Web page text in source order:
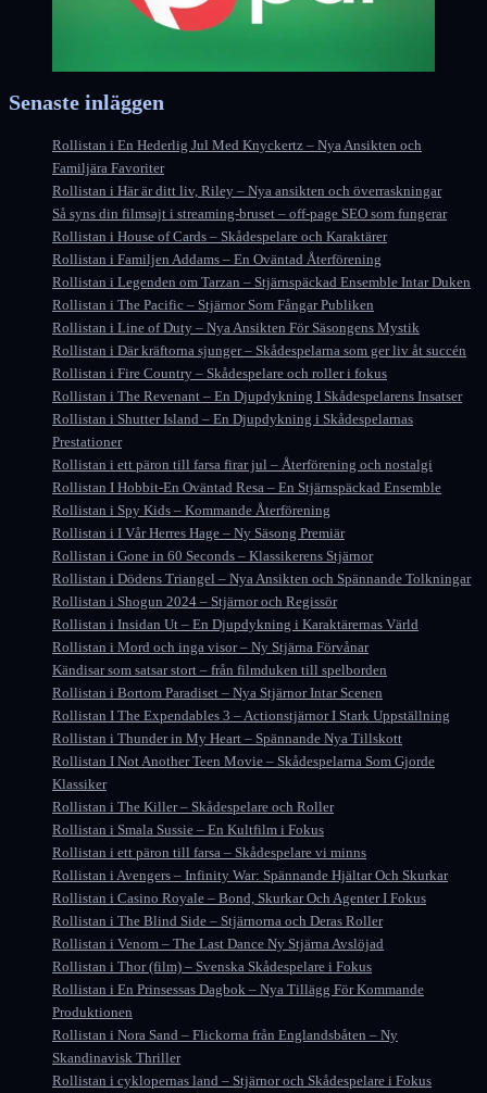
Senaste inläggen
Rollistan i En Hederlig Jul Med Knyckertz – Nya Ansikten och
Familjära Favoriter
Rollistan i Här är ditt liv, Riley – Nya ansikten och överraskningar
Så syns din filmsajt i streaming-bruset – off-page SEO som fungerar
Rollistan i House of Cards – Skådespelare och Karaktärer
Rollistan i Familjen Addams – En Oväntad Återförening
Rollistan i Legenden om Tarzan – Stjärnspäckad Ensemble Intar Duken
Rollistan i The Pacific – Stjärnor Som Fångar Publiken
Rollistan i Line of Duty – Nya Ansikten För Säsongens Mystik
Rollistan i Där kräftorna sjunger – Skådespelarna som ger liv åt succén
Rollistan i Fire Country – Skådespelare och roller i fokus
Rollistan i The Revenant – En Djupdykning I Skådespelarens Insatser
Rollistan i Shutter Island – En Djupdykning i Skådespelarnas
Prestationer
Rollistan i ett päron till farsa firar jul – Återförening och nostalgi
Rollistan I Hobbit-En Oväntad Resa – En Stjärnspäckad Ensemble
Rollistan i Spy Kids – Kommande Återförening
Rollistan i I Vår Herres Hage – Ny Säsong Premiär
Rollistan i Gone in 60 Seconds – Klassikerens Stjärnor
Rollistan i Dödens Triangel – Nya Ansikten och Spännande Tolkningar
Rollistan i Shogun 2024 – Stjärnor och Regissör
Rollistan i Insidan Ut – En Djupdykning i Karaktärernas Värld
Rollistan i Mord och inga visor – Ny Stjärna Förvånar
Kändisar som satsar stort – från filmduken till spelborden
Rollistan i Bortom Paradiset – Nya Stjärnor Intar Scenen
Rollistan I The Expendables 3 – Actionstjärnor I Stark Uppställning
Rollistan i Thunder in My Heart – Spännande Nya Tillskott
Rollistan I Not Another Teen Movie – Skådespelarna Som Gjorde
Klassiker
Rollistan i The Killer – Skådespelare och Roller
Rollistan i Smala Sussie – En Kultfilm i Fokus
Rollistan i ett päron till farsa – Skådespelare vi minns
Rollistan i Avengers – Infinity War: Spännande Hjältar Och Skurkar
Rollistan i Casino Royale – Bond, Skurkar Och Agenter I Fokus
Rollistan i The Blind Side – Stjärnorna och Deras Roller
Rollistan i Venom – The Last Dance Ny Stjärna Avslöjad
Rollistan i Thor (film) – Svenska Skådespelare i Fokus
Rollistan i En Prinsessas Dagbok – Nya Tillägg För Kommande
Produktionen
Rollistan i Nora Sand – Flickorna från Englandsbåten – Ny
Skandinavisk Thriller
Rollistan i cyklopernas land – Stjärnor och Skådespelare i Fokus